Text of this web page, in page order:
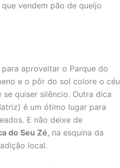
vendem pão de queijo
aproveitar o Parque do
e o pôr do sol colore o céu
se quiser silêncio. Outra dica
é um ótimo lugar para
E não deixe de
do Seu Zé, na esquina da
local.